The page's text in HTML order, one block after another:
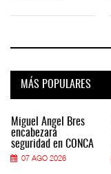
MÁS POPULARES
Miguel Ángel Bres
encabezará
seguridad en CONCA
07 AGO 2026